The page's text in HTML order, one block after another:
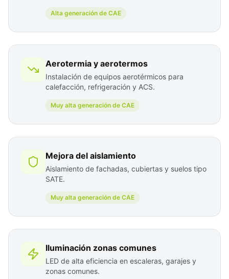
Alta generación de CAE
Aerotermia y aerotermos
Instalación de equipos aerotérmicos para
calefacción, refrigeración y ACS.
Muy alta generación de CAE
Mejora del aislamiento
Aislamiento de fachadas, cubiertas y suelos tipo
SATE.
Muy alta generación de CAE
Iluminación zonas comunes
LED de alta eficiencia en escaleras, garajes y
zonas comunes.